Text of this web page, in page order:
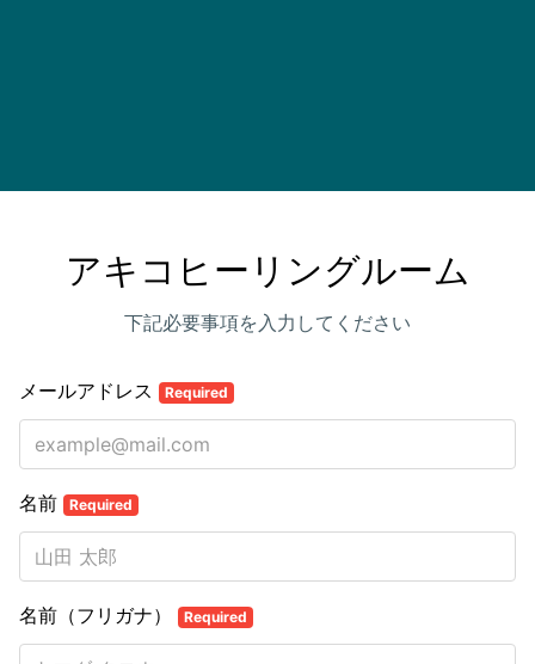
アキコヒーリングルーム
下記必要事項を入力してください
メールアドレス Required
名前 Required
名前（フリガナ） Required